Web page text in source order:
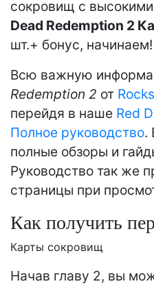
сокровищ с
Dead Redemption 2
шт.+ бонус, начинаем!
Всю важную
Redemption 2 от
перейдя в наше Red
Полное руководство.
полные обзоры и
Руководство так же
страницы при
Как получить
Карты сокровищ
Начав главу 2, вы